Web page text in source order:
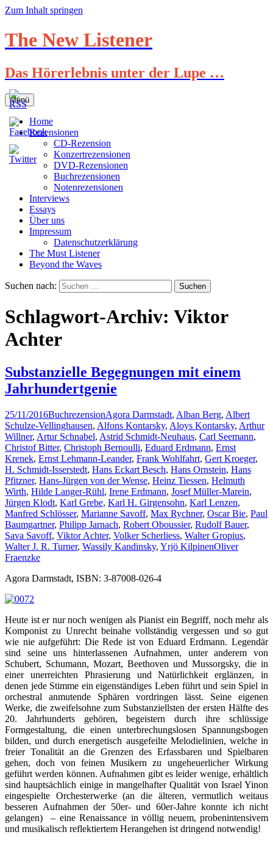
Zum Inhalt springen
The New Listener
Das Hörerlebnis unter der Lupe …
Menü
Home
Rezensionen
CD-Rezension
Konzertrezensionen
DVD-Rezensionen
Buchrezensionen
Notenrezensionen
Interviews
Essays
Über uns
Impressum
Datenschutzerklärung
The Must Listener
Beyond the Waves
Suchen nach:
Schlagwort-Archiv: Viktor
Achter
Substanzielle Begegnungen mit einem
Jahrhundertgenie
25/11/2016BuchrezensionAgora Darmstadt, Alban Berg, Albert
Schulze-Vellinghausen, Alfons Kontarsky, Aloys Kontarsky, Arthur
Willner, Artur Schnabel, Astrid Schmidt-Neuhaus, Carl Seemann,
Christof Bitter, Christoph Bernoulli, Eduard Erdmann, Ernst
Krenek, Ernst Lehmann-Leander, Frank Wohlfahrt, Gert Kroeger,
H. Schmidt-Isserstedt, Hans Eckart Besch, Hans Ornstein, Hans
Pfitzner, Hans-Jürgen von der Wense, Heinz Tiessen, Helmuth
Wirth, Hilde Langer-Rühl, Irene Erdmann, Josef Müller-Marein,
Jürgen Klodt, Karl Grebe, Karl H. Girgensohn, Karl Lenzen,
Manfred Schlösser, Marianne Savoff, Max Rychner, Oscar Bie, Paul
Baumgartner, Philipp Jarnach, Robert Oboussier, Rudolf Bauer,
Sava Savoff, Viktor Achter, Volker Scherliess, Walter Gropius,
Walter J. R. Turner, Wassily Kandinsky, Yrjö KilpinenOliver
Fraenzke
Agora Darmstadt, ISBN: 3-87008-026-4
Heute ist er nur noch wenigen als Pianist ein Begriff, noch mehr als
Komponist zu Unrecht beinahe vollständig vergessen und so gut
wie nie aufgeführt: Die Rede ist von Eduard Erdmann. Legendär
sind seine uns hinterlassenen Aufnahmen, unter anderem von
Schubert, Schumann, Mozart, Beethoven und Mussorgsky, die in
einer unerreichten Phrasierung und Natürlichkeit erglänzen, in
denen jede Stimme ein eigenständiges Leben führt und sein Spiel in
orchestral anmutende Sphären vordringen lässt. Seine eigenen
Werke, die zweifelsohne zum Substanziellsten der ersten Hälfte des
20. Jahrhunderts gehören, begeistern durch ihre schlüssige
Formgestaltung, die einen unterbrechungslosen Spannungsbogen
bilden, und durch energetisch ausgefeilte Melodielinien, welche in
freier Tonalität an die Grenzen des Erfassbaren und Spielbaren
gehen, doch von feinen Musikern zu ungeheuerlicher Wirkung
geführt werden können. Aufnahmen gibt es leider wenige, erhältlich
sind hauptsächlich einige in mangelhafter Qualität von Israel Yinon
eingespielte Orchesterwerke (an die älteren, vermutlich weitaus
besseren Aufnahmen der 50er- und 60er-Jahre konnte ich nicht
gelangen) – eine Renaissance in völlig neuem, probenintensivem
und musikalisch reflektiertem Herangehen ist dringend notwendig!